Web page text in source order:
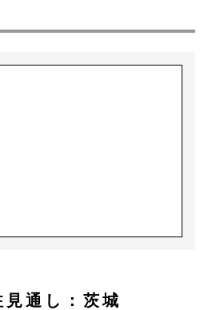
通し：茨城